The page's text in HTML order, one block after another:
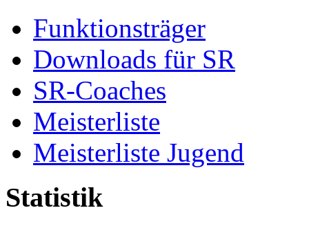
Funktionsträger
Downloads für SR
SR-Coaches
Meisterliste
Meisterliste Jugend
Statistik